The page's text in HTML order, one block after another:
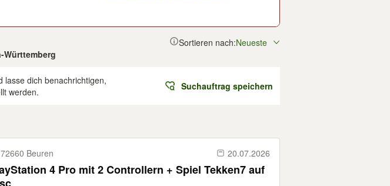
Württemberg
Sortieren nach:Neueste
lasse dich benachrichtigen,
werden.
Suchauftrag speichern
72660 Beuren 20.07.2026
4 Pro mit 2 Controllern + Spiel Tekken7 auf